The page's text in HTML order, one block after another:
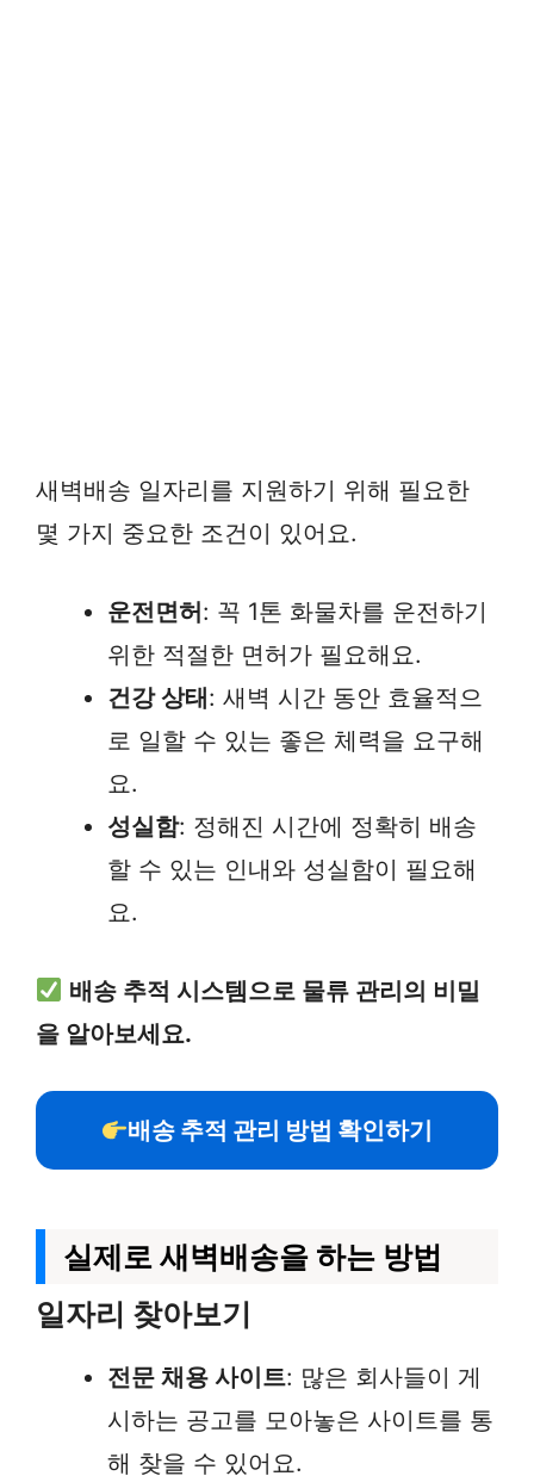
새벽배송 일자리를 지원하기 위해 필요한
몇 가지 중요한 조건이 있어요.
운전면허: 꼭 1톤 화물차를 운전하기
위한 적절한 면허가 필요해요.
건강 상태: 새벽 시간 동안 효율적으
로 일할 수 있는 좋은 체력을 요구해
요.
성실함: 정해진 시간에 정확히 배송
할 수 있는 인내와 성실함이 필요해
요.
배송 추적 시스템으로 물류 관리의 비밀
을 알아보세요.
배송 추적 관리 방법 확인하기
실제로 새벽배송을 하는 방법
일자리 찾아보기
전문 채용 사이트: 많은 회사들이 게
시하는 공고를 모아놓은 사이트를 통
해 찾을 수 있어요.